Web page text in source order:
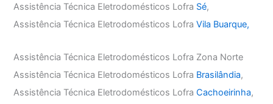
Assistência Técnica Eletrodomésticos Lofra Sé,
Assistência Técnica Eletrodomésticos LofraVila Buarque,
Assistência Técnica Eletrodomésticos Lofra Zona Norte
Assistência Técnica Eletrodomésticos Lofra Brasilândia,
Assistência Técnica Eletrodomésticos LofraCachoeirinha,